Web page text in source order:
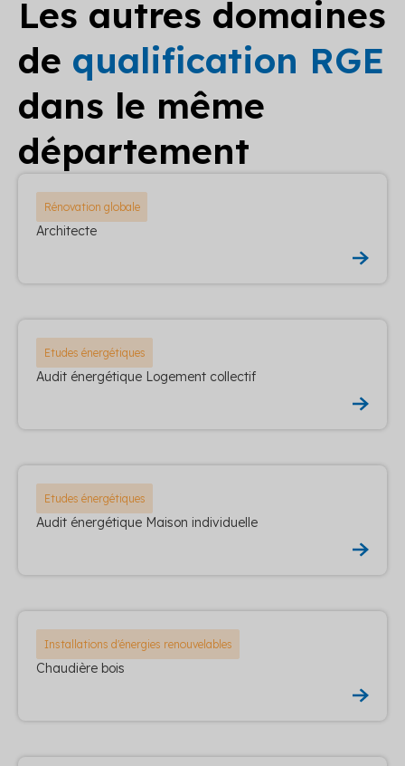
Les autres domaines
de qualification RGE
dans le même
département
Rénovation globale
Architecte
Etudes énergétiques
Audit énergétique Logement collectif
Etudes énergétiques
Audit énergétique Maison individuelle
Installations d'énergies renouvelables
Chaudière bois